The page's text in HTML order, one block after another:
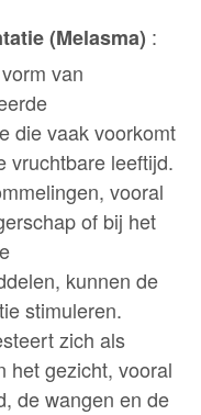
(Melasma) :
van
die vaak voorkomt
vruchtbare leeftijd.
vooral
of bij het
kunnen de
stimuleren.
zich als
het gezicht, vooral
de wangen en de